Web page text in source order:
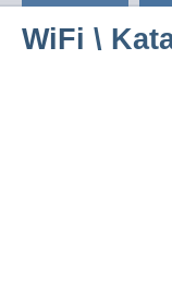
WiFi \